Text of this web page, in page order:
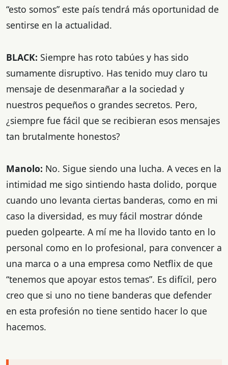
“esto somos” este país tendrá más oportunidad de
sentirse en la actualidad.
BLACK: Siempre has roto tabúes y has sido
sumamente disruptivo. Has tenido muy claro tu
mensaje de desenmarañar a la sociedad y
nuestros pequeños o grandes secretos. Pero,
¿siempre fue fácil que se recibieran esos mensajes
tan brutalmente honestos?
Manolo: No. Sigue siendo una lucha. A veces en la
intimidad me sigo sintiendo hasta dolido, porque
cuando uno levanta ciertas banderas, como en mi
caso la diversidad, es muy fácil mostrar dónde
pueden golpearte. A mí me ha llovido tanto en lo
personal como en lo profesional, para convencer a
una marca o a una empresa como Netflix de que
“tenemos que apoyar estos temas”. Es difícil, pero
creo que si uno no tiene banderas que defender
en esta profesión no tiene sentido hacer lo que
hacemos.